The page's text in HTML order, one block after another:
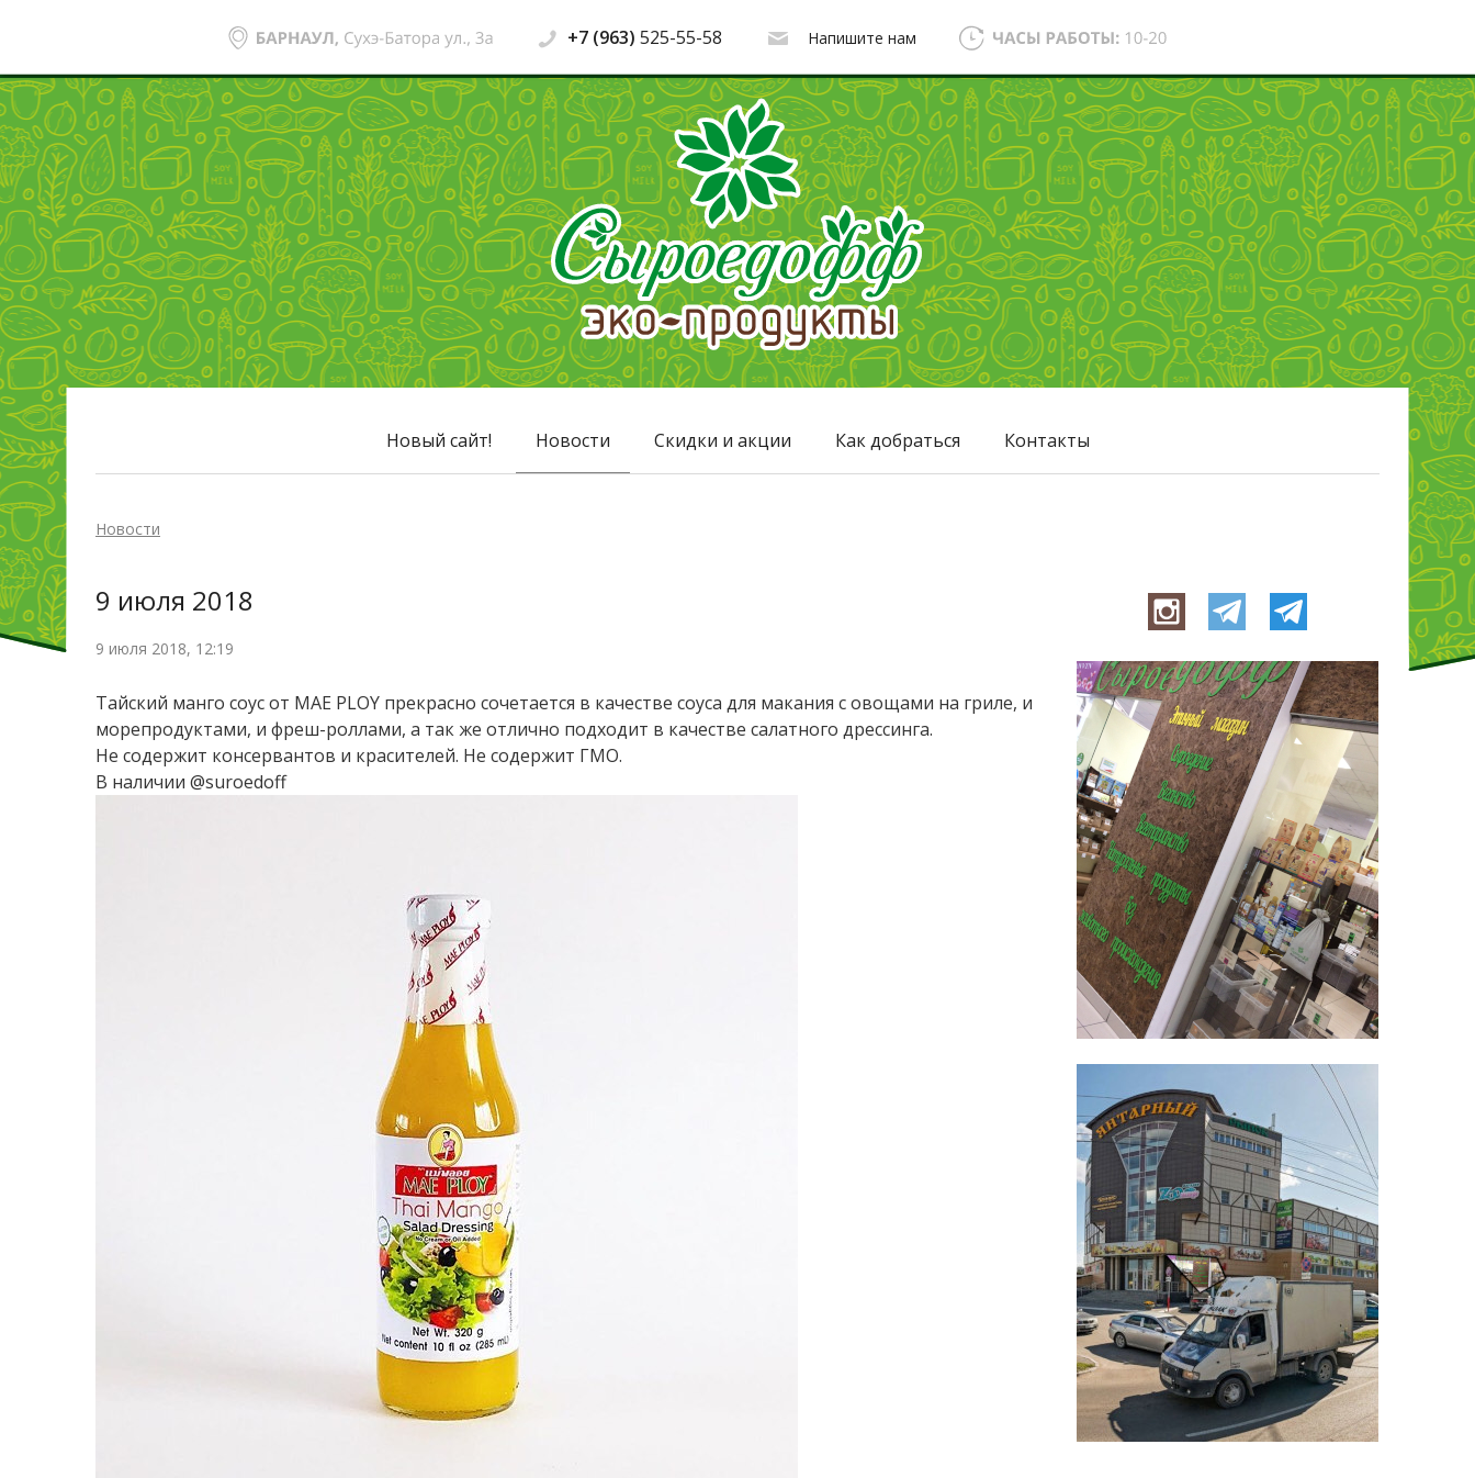
+7 (963) 525-55-58 Напишите нам
Новый сайт! Новости Скидки и акции Как добраться Контакты
Новости
9 июля 2018
9 июля 2018, 12:19
Тайский манго соус от MAE PLOY прекрасно сочетается в качестве соуса для макания с овощами на гриле, и
морепродуктами, и фреш-роллами, а так же отлично подходит в качестве салатного дрессинга.
Не содержит консервантов и красителей. Не содержит ГМО.
В наличии @suroedoff